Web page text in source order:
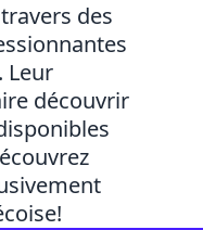
des
Leur
découvrir